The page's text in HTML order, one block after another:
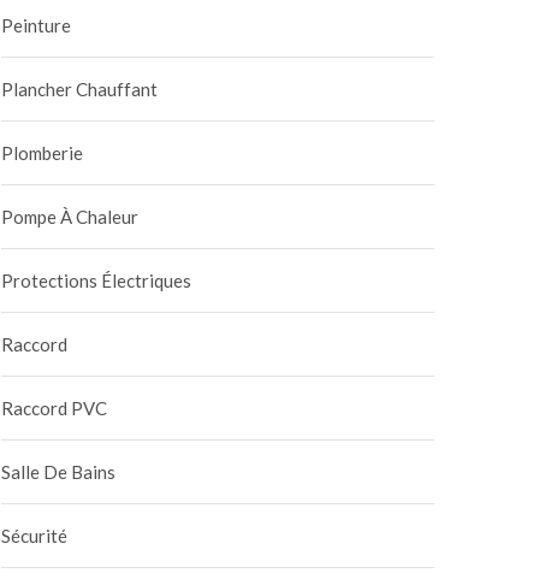
Peinture
Plancher Chauffant
Plomberie
Pompe À Chaleur
Protections Électriques
Raccord
Raccord PVC
Salle De Bains
Sécurité